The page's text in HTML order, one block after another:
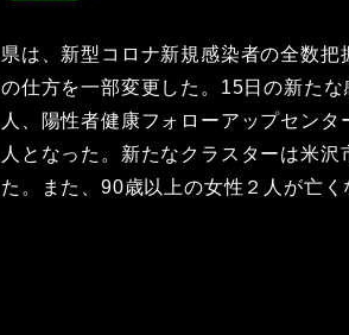
県は、新型コロナ新規感染者の全数
の仕方を一部変更した。15日の新た
人、陽性者健康フォローアップセン
人となった。新たなクラスターは米
た。また、90歳以上の女性２人が亡